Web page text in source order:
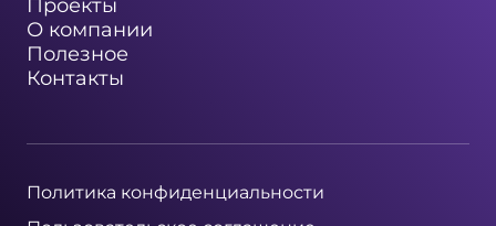
Проекты
О компании
Полезное
Контакты
Политика конфиденциальности